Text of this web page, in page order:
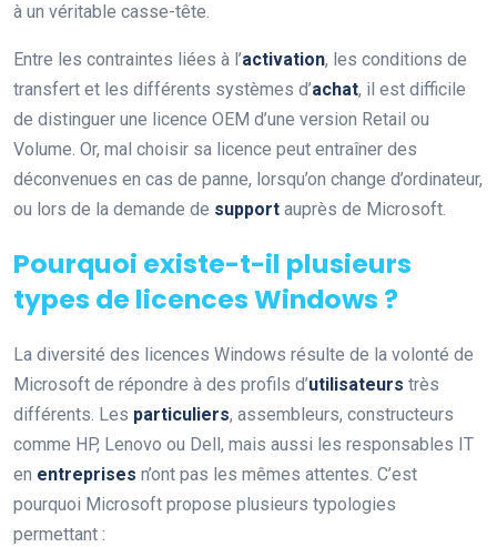
à un véritable casse-tête.
Entre les contraintes liées à l’activation, les conditions de
transfert et les différents systèmes d’achat, il est difficile
de distinguer une licence OEM d’une version Retail ou
Volume. Or, mal choisir sa licence peut entraîner des
déconvenues en cas de panne, lorsqu’on change d’ordinateur,
ou lors de la demande de support auprès de Microsoft.
Pourquoi existe-t-il plusieurs
types de licences Windows ?
La diversité des licences Windows résulte de la volonté de
Microsoft de répondre à des profils d’utilisateurs très
différents. Les particuliers, assembleurs, constructeurs
comme HP, Lenovo ou Dell, mais aussi les responsables IT
en entreprises n’ont pas les mêmes attentes. C’est
pourquoi Microsoft propose plusieurs typologies
permettant :